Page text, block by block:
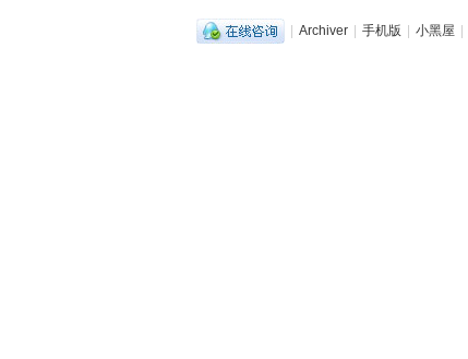
| Archiver | 手机版 | 小黑屋 |